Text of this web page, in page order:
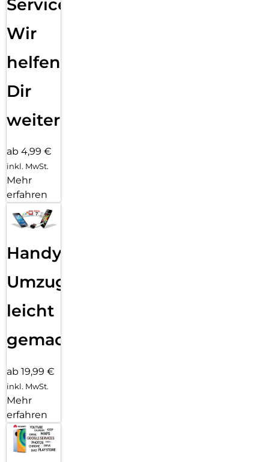
Service:
Wir
helfen
Dir
weiter
ab 4,99 €
inkl. MwSt.
Mehr
erfahren
Handy
Umzug
leicht
gemacht!
ab 19,99 €
inkl. MwSt.
Mehr
erfahren